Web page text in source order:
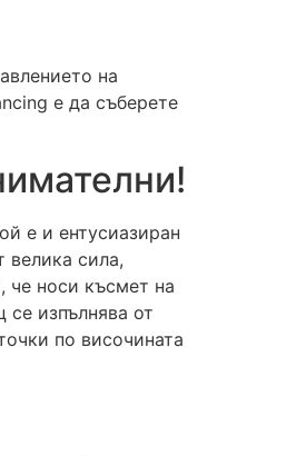
на
е да съберете
е и ентусиазиран
велика сила,
че носи късмет на
изпълнява от
по височината